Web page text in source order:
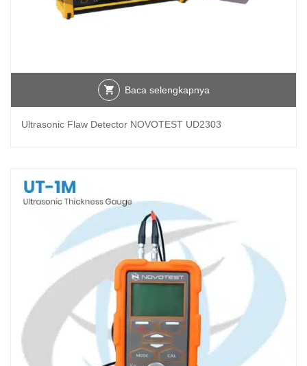
Baca selengkapnya
Ultrasonic Flaw Detector NOVOTEST UD2303